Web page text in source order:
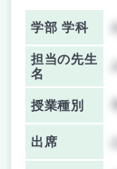
学部 学科
担当の先生
名
授業種別
出席